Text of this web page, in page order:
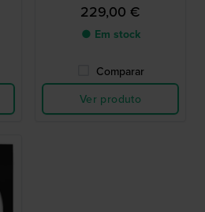
229,00 €
● Em stock
Comparar
Ver produto